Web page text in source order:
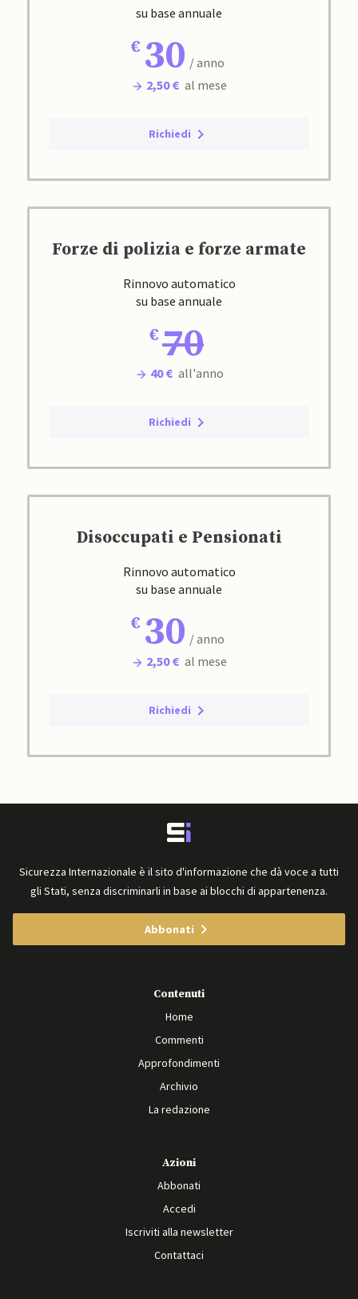
su base annuale
30 / anno
2,50 € al mese
Richiedi
Forze di polizia e forze armate
Rinnovo automatico
su base annuale
70
40 € all'anno
Richiedi
Disoccupati e Pensionati
Rinnovo automatico
su base annuale
30 / anno
2,50 € al mese
Richiedi
Sicurezza Internazionale è il sito d'informazione che dà voce a tutti
gli Stati, senza discriminarli in base ai blocchi di appartenenza.
Abbonati
Contenuti
Home
Commenti
Approfondimenti
Archivio
La redazione
Azioni
Abbonati
Accedi
Iscriviti alla newsletter
Contattaci